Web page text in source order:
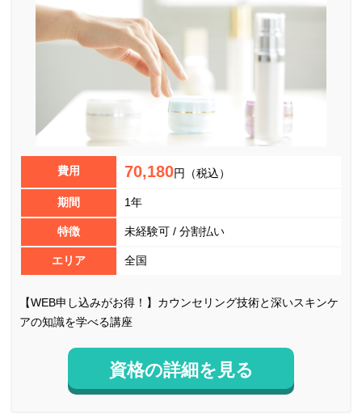
費用 70,180円（税込）
期間 1年
特徴 未経験可 / 分割払い
エリア 全国
【WEB申し込みがお得！】カウンセリング技術と深いスキンケ
アの知識を学べる講座
資格の詳細を見る